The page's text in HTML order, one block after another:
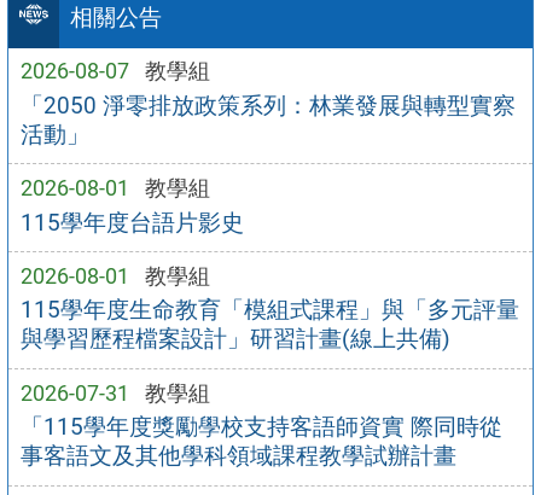
相關公告
2026-08-07 教學組
「2050 淨零排放政策系列：林業發展與轉型實察
活動」
2026-08-01 教學組
115學年度台語片影史
2026-08-01 教學組
115學年度生命教育「模組式課程」與「多元評量
與學習歷程檔案設計」研習計畫(線上共備)
2026-07-31 教學組
「115學年度獎勵學校支持客語師資實 際同時從
事客語文及其他學科領域課程教學試辦計畫